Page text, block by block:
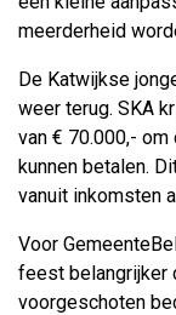
meerderheid
De Katwijkse
weer terug. SKA
van € 70.000,-
kunnen betalen.
vanuit inkomsten
Voor
feest belangrijker
voorgeschoten